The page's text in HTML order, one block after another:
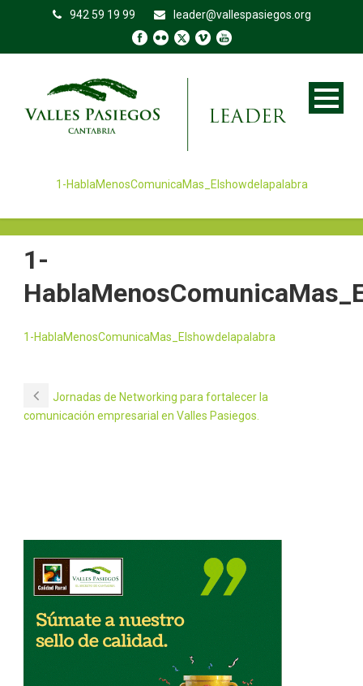
942 59 19 99 leader@vallespasiegos.org
1-HablaMenosComunicaMas_Elshowdelapalabra
1-
1-HablaMenosComunicaMas_Elshowdelapalabra
Jornadas de Networking para fortalecer la
comunicación empresarial en Valles Pasiegos.